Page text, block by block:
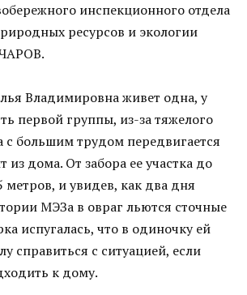
инспекционного отдела
ресурсов и экологии
Владимировна живет одна, у
первой группы, из-за тяжелого
с большим трудом передвигается
из дома. От забора ее участка до
метров, и увидев, как два дня
МЭЗа в овраг льются сточные
испугалась, что в одиночку ей
справиться с ситуацией, если
к дому.